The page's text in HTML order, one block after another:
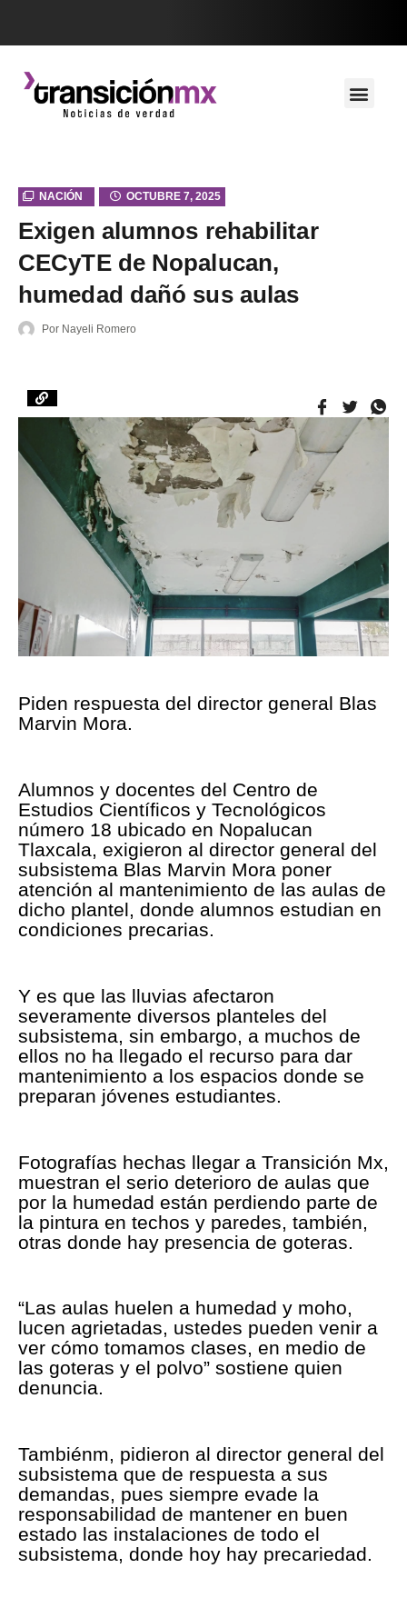
NACIÓN OCTUBRE 7, 2025
Exigen alumnos rehabilitar
CECyTE de Nopalucan,
humedad dañó sus aulas
Por Nayeli Romero
Piden respuesta del director general Blas
Marvin Mora.
Alumnos y docentes del Centro de
Estudios Científicos y Tecnológicos
número 18 ubicado en Nopalucan
Tlaxcala, exigieron al director general del
subsistema Blas Marvin Mora poner
atención al mantenimiento de las aulas de
dicho plantel, donde alumnos estudian en
condiciones precarias.
Y es que las lluvias afectaron
severamente diversos planteles del
subsistema, sin embargo, a muchos de
ellos no ha llegado el recurso para dar
mantenimiento a los espacios donde se
preparan jóvenes estudiantes.
Fotografías hechas llegar a Transición Mx,
muestran el serio deterioro de aulas que
por la humedad están perdiendo parte de
la pintura en techos y paredes, también,
otras donde hay presencia de goteras.
“Las aulas huelen a humedad y moho,
lucen agrietadas, ustedes pueden venir a
ver cómo tomamos clases, en medio de
las goteras y el polvo” sostiene quien
denuncia.
Tambiénm, pidieron al director general del
subsistema que de respuesta a sus
demandas, pues siempre evade la
responsabilidad de mantener en buen
estado las instalaciones de todo el
subsistema, donde hoy hay precariedad.